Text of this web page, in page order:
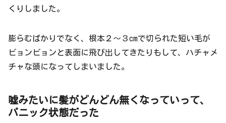
くりしました。
膨らむばかりでなく、根本２〜３cmで切られた短い毛が
ビョンビョンと表面に飛び出してきたりもして、ハチャメ
チャな頭になってしまいました。
嘘みたいに髪がどんどん無くなっていって、
パニック状態だった